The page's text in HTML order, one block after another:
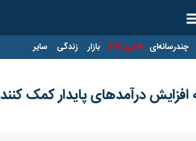
چندرسانه‌ای ایرنا TV بازار زندگی سایر
درآمدهای پایدار کمک کنند